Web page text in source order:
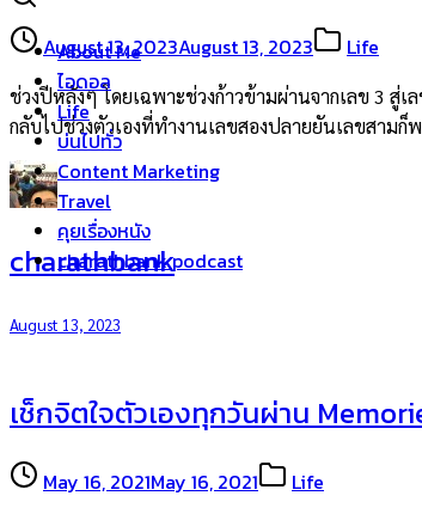
About Me
ไอดอล
Life
บ่นไปทั่ว
Content Marketing
Travel
คุยเรื่องหนัง
charathbank podcast
August 13, 2023August 13, 2023 Life
ช่วงปีหลังๆ โดยเฉพาะช่วงก้าวข้ามผ่านจากเลข 3 สู่เ
กลับไปช่วงตัวเองที่ทำงานเลขสองปลายยันเลขสามก็
charathbank
August 13, 2023
เช็กจิตใจตัวเองทุกวันผ่าน
May 16, 2021May 16, 2021 Life